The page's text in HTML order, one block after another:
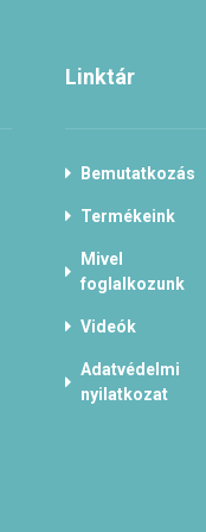
Linktár
Bemutatkozás
Termékeink
Mivel
foglalkozunk
Videók
Adatvédelmi
nyilatkozat